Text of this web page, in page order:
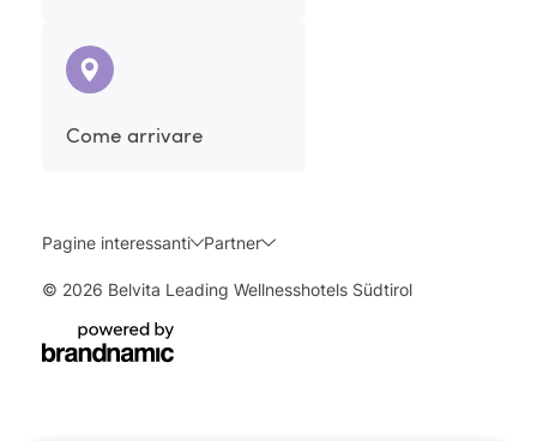
Come arrivare
Pagine interessanti Partner
© 2026 Belvita Leading Wellnesshotels Südtirol